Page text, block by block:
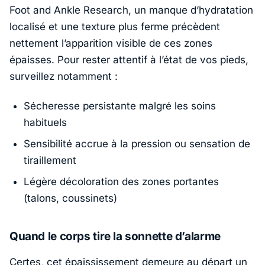
Foot and Ankle Research, un manque d’hydratation
localisé et une texture plus ferme précèdent
nettement l’apparition visible de ces zones
épaisses. Pour rester attentif à l’état de vos pieds,
surveillez notamment :
Sécheresse persistante malgré les soins
habituels
Sensibilité accrue à la pression ou sensation de
tiraillement
Légère décoloration des zones portantes
(talons, coussinets)
Quand le corps tire la sonnette d’alarme
Certes, cet épaississement demeure au départ un